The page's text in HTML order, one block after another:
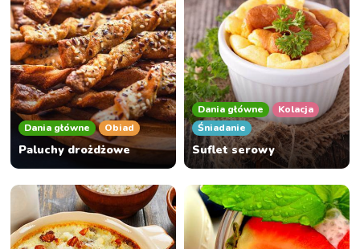
Dania główne Obiad
Paluchy drożdżowe
Dania główne
Kolacja
Śniadanie
Suflet serowy